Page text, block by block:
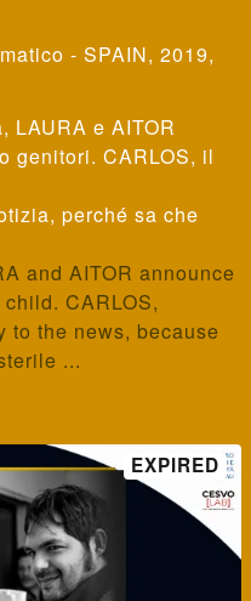
- SPAIN, 2019,
LAURA e AITOR
genitori. CARLOS, il
perché sa che
and AITOR announce
CARLOS,
to the news, because
...